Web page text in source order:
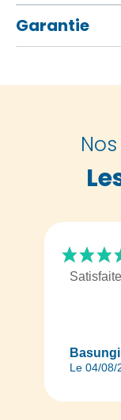
Garantie
Le 04/08/